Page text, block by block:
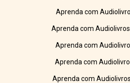
Aprenda com
Aprenda com
Aprenda com
Aprenda com
Aprenda com